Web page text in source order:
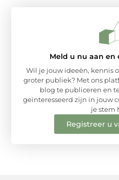
Meld u nu aan en
Wil je jouw ideeën, kennis
groter publiek? Met ons
blog te publiceren en
geïnteresseerd zijn in jouw
je stem
Registreer u